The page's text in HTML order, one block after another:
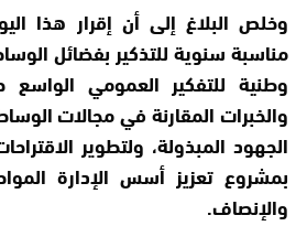
وخلص البلاغ إلى أن إقرار هذا
مناسبة سنوية للتذكير بفضائل
وطنية للتفكير العمومي الواسع
والخبرات المقارنة في مجالات
الجهود المبذولة، ولتطوير
بمشروع تعزيز أسس الإدارة
والإنصاف.